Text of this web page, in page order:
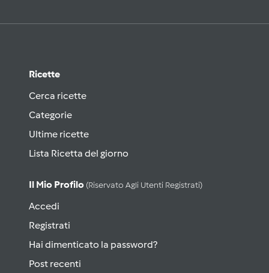
Ricette
Cerca ricette
Categorie
Ultime ricette
Lista Ricetta del giorno
Il Mio Profilo (riservato Agli Utenti Registrati)
Accedi
Registrati
Hai dimenticato la password?
Post recenti